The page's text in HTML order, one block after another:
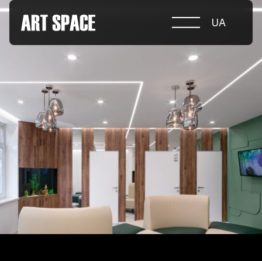
ПРО КОНКУРС
ПРОЄКТИ 2026
ЖУРІ
ПАРТНЕРИ
НОМІНАНТИ 2025
ПЕРЕМОЖЦІ 2025
КОНТАКТИ
а.harusova@gmail.com
© 2025 Wmaax Studio
UA